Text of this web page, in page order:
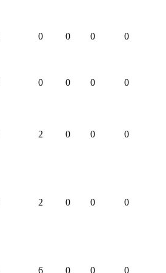
0 0 0 0
0 0 0 0
2 0 0 0
2 0 0 0
6 0 0 0